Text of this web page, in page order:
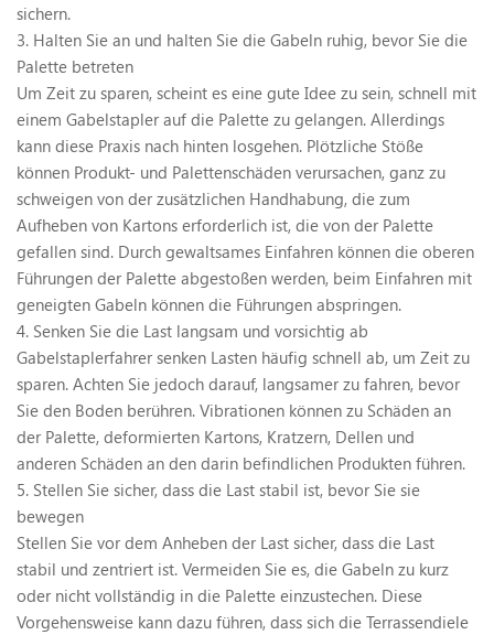
sichern.
3. Halten Sie an und halten Sie die Gabeln ruhig, bevor Sie die
Palette betreten
Um Zeit zu sparen, scheint es eine gute Idee zu sein, schnell mit
einem Gabelstapler auf die Palette zu gelangen. Allerdings
kann diese Praxis nach hinten losgehen. Plötzliche Stöße
können Produkt- und Palettenschäden verursachen, ganz zu
schweigen von der zusätzlichen Handhabung, die zum
Aufheben von Kartons erforderlich ist, die von der Palette
gefallen sind. Durch gewaltsames Einfahren können die oberen
Führungen der Palette abgestoßen werden, beim Einfahren mit
geneigten Gabeln können die Führungen abspringen.
4. Senken Sie die Last langsam und vorsichtig ab
Gabelstaplerfahrer senken Lasten häufig schnell ab, um Zeit zu
sparen. Achten Sie jedoch darauf, langsamer zu fahren, bevor
Sie den Boden berühren. Vibrationen können zu Schäden an
der Palette, deformierten Kartons, Kratzern, Dellen und
anderen Schäden an den darin befindlichen Produkten führen.
5. Stellen Sie sicher, dass die Last stabil ist, bevor Sie sie
bewegen
Stellen Sie vor dem Anheben der Last sicher, dass die Last
stabil und zentriert ist. Vermeiden Sie es, die Gabeln zu kurz
oder nicht vollständig in die Palette einzustechen. Diese
Vorgehensweise kann dazu führen, dass sich die Terrassendiele